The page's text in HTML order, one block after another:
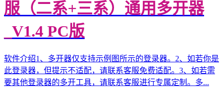
服（二系+三系）通用多开器
_V1.4 PC版
软件介绍1、多开器仅支持示例图所示的登录器。2、如若你是
此登录器，但提示不适配，请联系客服免费适配。3、如若需
要其他登录器的多开工具，请联系客服进行专属定制。多...